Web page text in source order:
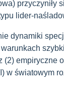
przyczyniły
lider-
dynamiki
(2) empiryczne
w światowym